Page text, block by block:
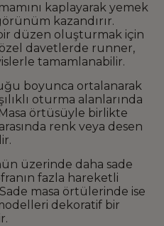
kaplayarak yemek
kazandırır.
düzen oluşturmak için
davetlerde runner,
tamamlanabilir.
boyunca ortalanarak
oturma alanlarında
örtüsüyle birlikte
renk veya desen
üzerinde daha sade
fazla hareketli
masa örtülerinde ise
dekoratif bir